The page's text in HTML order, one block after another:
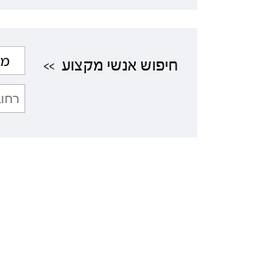
<< חיפוש אנשי מקצוע